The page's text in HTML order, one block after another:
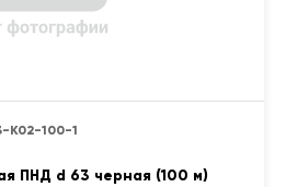
K02-100-1
ПНД d 63 черная (100 м)